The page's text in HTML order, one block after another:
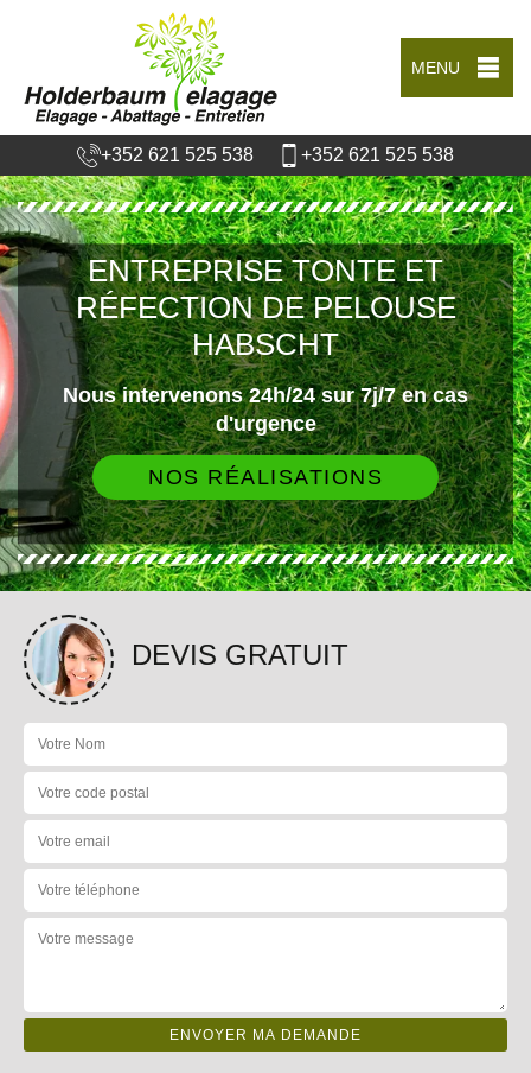
MENU
+352 621 525 538 +352 621 525 538
ENTREPRISE TONTE ET
RÉFECTION DE PELOUSE
HABSCHT
Nous intervenons 24h/24 sur 7j/7 en cas
d'urgence
NOS RÉALISATIONS
DEVIS GRATUIT